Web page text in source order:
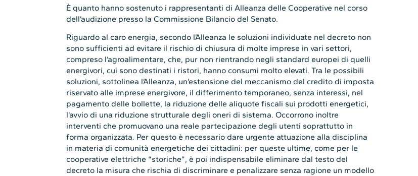
È quanto hanno sostenuto i rappresentanti di Alleanza delle Cooperative nel corso
dell’audizione presso la Commissione Bilancio del Senato.
Riguardo al caro energia, secondo l’Alleanza le soluzioni individuate nel decreto non
sono sufficienti ad evitare il rischio di chiusura di molte imprese in vari settori,
compreso l’agroalimentare, che, pur non rientrando negli standard europei di quelli
energivori, cui sono destinati i ristori, hanno consumi molto elevati. Tra le possibili
soluzioni, sottolinea l’Alleanza, un’estensione del meccanismo del credito di imposta
riservato alle imprese energivore, il differimento temporaneo, senza interessi, nel
pagamento delle bollette, la riduzione delle aliquote fiscali sui prodotti energetici,
l’avvio di una riduzione strutturale degli oneri di sistema. Occorrono inoltre
interventi che promuovano una reale partecipazione degli utenti soprattutto in
forma organizzata. Per questo è necessario dare urgente attuazione alla disciplina
in materia di comunità energetiche dei cittadini: per queste ultime, come per le
cooperative elettriche “storiche”, è poi indispensabile eliminare dal testo del
decreto la misura che rischia di discriminare e penalizzare senza ragione un modello